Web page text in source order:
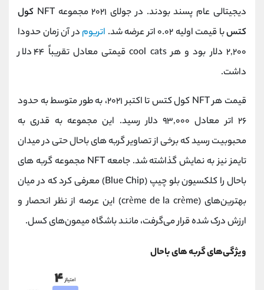
دیجیتالی عام‌ پسند بودند. در جولای‌ ۲۰۲۱ مجموعه NFT
کول‌
کتسبا قیمت اولیه ۰.۰۲ اتر عرضه شد. اتریوم در آن زمان حدودا
۲,۲۰۰ دلار بود و هر cool cats قیمتی معادل تقریباً ۴۴ دلار
داشت.
قیمت هر NFT کول‌ کتس تا اکتبر‌ ۲۰۲۱، به ‌طور‌ متوسط به حدود
۲۶ اتر معادل ۹۳,۰۰۰ دلار رسید. این مجموعه به‌ قدری به
محبوبیت رسید که برخی از تصاویر گربه های باحال حتی در میدان
تایمز نیز به‌ نمایش گذاشته شد. جامعه NFT مجموعه گربه های
باحال را کلکسیون بلو چیپ (Blue Chip) معرفی کرد که در میان
بهترین‌های (crème de la crème) این عرصه از ‌نظر انحصار و
ارزش درک‌ شده قرار می‌گرفت، مانند باشگاه میمون‌های کسل.
ویژگی‌های گربه های باحال